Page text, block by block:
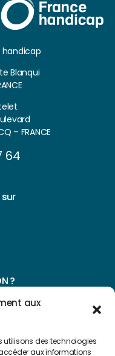
aux
utilisons des technologies
aux informations
handicap
Blanqui
– FRANCE
64
?
SITE